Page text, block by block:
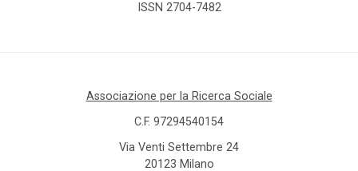
ISSN 2704-7482
Associazione per la Ricerca Sociale
C.F. 97294540154
Via Venti Settembre 24
20123 Milano